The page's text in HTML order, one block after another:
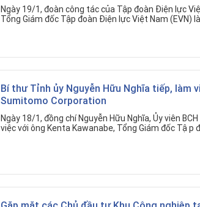
Ngày 19/1, đoàn công tác của Tập đoàn Điện lực
Tổng Giám đốc Tập đoàn Điện lực Việt Nam (EVN)
Bí thư Tỉnh ủy Nguyễn Hữu Nghĩa tiếp, làm
Sumitomo Corporation
Ngày 18/1, đồng chí Nguyễn Hữu Nghĩa, Ủy viên
việc với ông Kenta Kawanabe, Tổng Giám đốc Tập